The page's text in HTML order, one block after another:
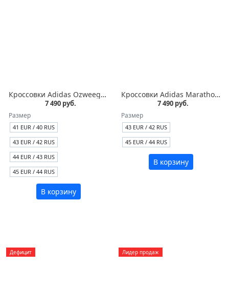
Кроссовки Adidas Ozweego Tresc RUN BR черные кожа
7 490 руб.
Размер
41 EUR / 40 RUS
43 EUR / 42 RUS
44 EUR / 43 RUS
45 EUR / 44 RUS
В корзину
Кроссовки Adidas Marathon TR 13 Springblade черные кожа
7 490 руб.
Размер
43 EUR / 42 RUS
45 EUR / 44 RUS
В корзину
Дефицит Лидер продаж